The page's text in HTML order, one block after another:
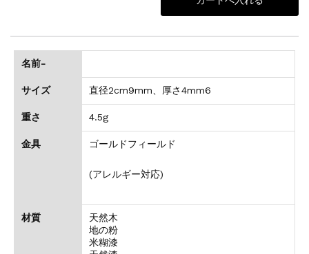
名前-
サイズ 直径2cm9mm、厚さ4mm6
重さ 4.5g
金具 ゴールドフィールド
(アレルギー対応)
材質
天然木
地の粉
米糊漆